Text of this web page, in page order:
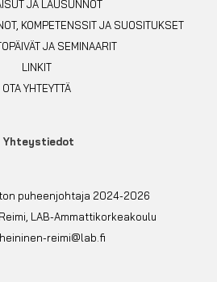
JA LAUSUNNOT
KOMPETENSSIT JA SUOSITUKSET
JA SEMINAARIT
LINKIT
OTA YHTEYTTÄ
Yhteystiedot
puheenjohtaja 2024-2026
LAB-Ammattikorkeakoulu
reimi@lab.fi